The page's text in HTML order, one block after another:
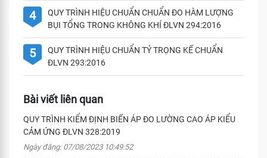
4
QUY TRÌNH HIỆU CHUẨN CHUẨN ĐO HÀM LƯỢNG
BỤI TỔNG TRONG KHÔNG KHÍ ĐLVN 294:2016
5
QUY TRÌNH HIỆU CHUẨN TỶ TRỌNG KẾ CHUẨN
ĐLVN 293:2016
Bài viết liên quan
QUY TRÌNH KIỂM ĐỊNH BIẾN ÁP ĐO LƯỜNG CAO ÁP KIỂU
CẢM ỨNG ĐLVN 328:2019
Ngày đăng: 07/08/2023 10:49:52